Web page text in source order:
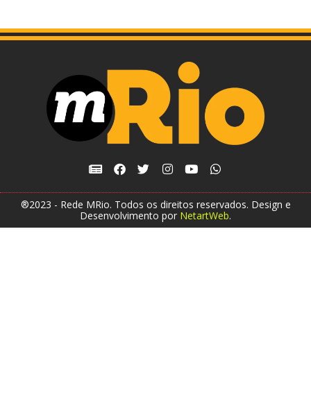
®2023 - Rede MRio. Todos os direitos reservados. Design e
Desenvolvimento por NetartWeb.